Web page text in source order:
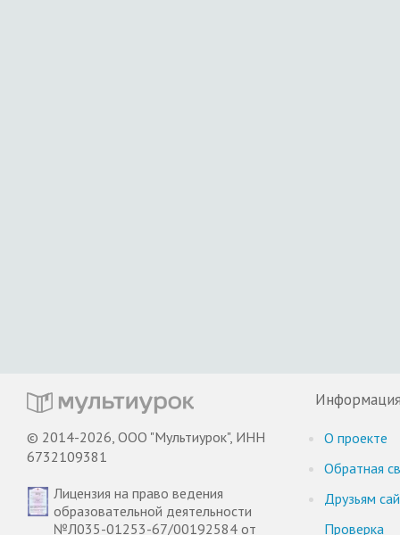
© 2014-2026, ООО "Мультиурок", ИНН
6732109381
Лицензия на право ведения
образовательной деятельности
№Л035-01253-67/00192584 от
О проекте
Обратная
Друзьям
Проверка